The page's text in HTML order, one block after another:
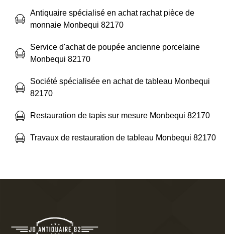
Antiquaire spécialisé en achat rachat pièce de
monnaie Monbequi 82170
Service d'achat de poupée ancienne porcelaine
Monbequi 82170
Société spécialisée en achat de tableau Monbequi
82170
Restauration de tapis sur mesure Monbequi 82170
Travaux de restauration de tableau Monbequi 82170